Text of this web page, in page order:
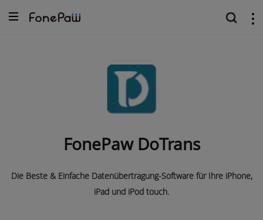
FonePaw DoTrans
Die Beste & Einfache Datenübertragung-Software für Ihre iPhone,
iPad und iPod touch.